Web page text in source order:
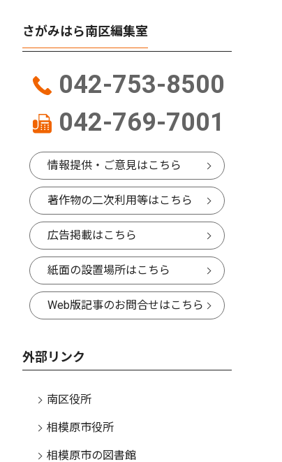
さがみはら南区編集室
042-753-8500
042-769-7001
情報提供・ご意見はこちら
著作物の二次利用等はこちら
広告掲載はこちら
紙面の設置場所はこちら
Web版記事のお問合せはこちら
外部リンク
南区役所
相模原市役所
相模原市の図書館